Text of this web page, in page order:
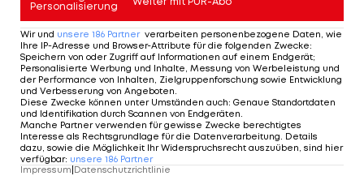
Personalisierung
Wir und unsere 186 Partner verarbeiten personenbezogene Daten, wie
Ihre IP-Adresse und Browser-Attribute für die folgenden Zwecke:
Speichern von oder Zugriff auf Informationen auf einem Endgerät;
Personalisierte Werbung und Inhalte, Messung von Werbeleistung und
der Performance von Inhalten, Zielgruppenforschung sowie Entwicklung
und Verbesserung von Angeboten.
Diese Zwecke können unter Umständen auch: Genaue Standortdaten
und Identifikation durch Scannen von Endgeräten.
Manche Partner verwenden für gewisse Zwecke berechtigtes
Interesse als Rechtsgrundlage für die Datenverarbeitung. Details
dazu, sowie die Möglichkeit Ihr Widerspruchsrecht auszuüben, sind hier
verfügbar: unsere 186 Partner
Impressum Datenschutzrichtlinie